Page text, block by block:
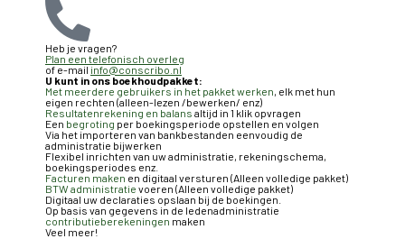
Heb je vragen?
Plan een telefonisch overleg
of e-mailinfo@conscribo.nl
U kunt in ons boekhoudpakket:
Met meerdere gebruikers in het pakket werken , elk met hun
eigen rechten (alleen-lezen /bewerken/ enz)
Resultatenrekening en balans altijd in 1 klik opvragen
Een begroting per boekingsperiode opstellen en volgen
Via het importeren van bankbestanden eenvoudig de
administratie bijwerken
Flexibel inrichten van uw administratie, rekeningschema,
boekingsperiodes enz.
Facturen maken en digitaal versturen (Alleen volledige pakket)
BTW administratie voeren (Alleen volledige pakket)
Digitaal uw declaraties opslaan bij de boekingen.
Op basis van gegevens in de ledenadministratie
contributieberekeningen maken
Veel meer!